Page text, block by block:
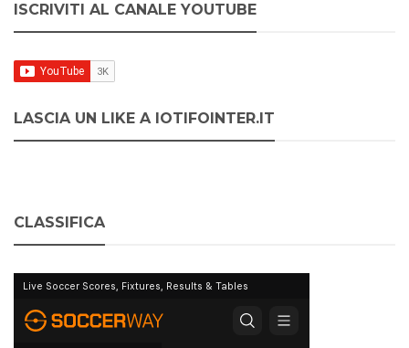
ISCRIVITI AL CANALE YOUTUBE
LASCIA UN LIKE A IOTIFOINTER.IT
CLASSIFICA